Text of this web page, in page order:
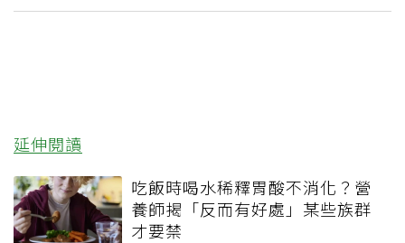
延伸閱讀
吃飯時喝水稀釋胃酸不消化？營
養師揭「反而有好處」某些族群
才要禁